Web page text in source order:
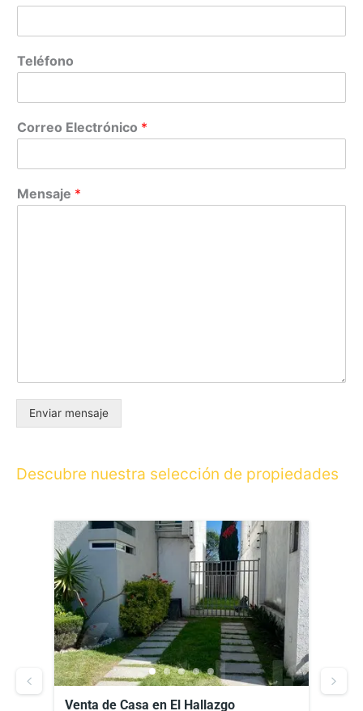
Teléfono
Correo Electrónico *
Mensaje *
Enviar mensaje
Descubre nuestra selección de propiedades
Venta de Casa en El Hallazgo